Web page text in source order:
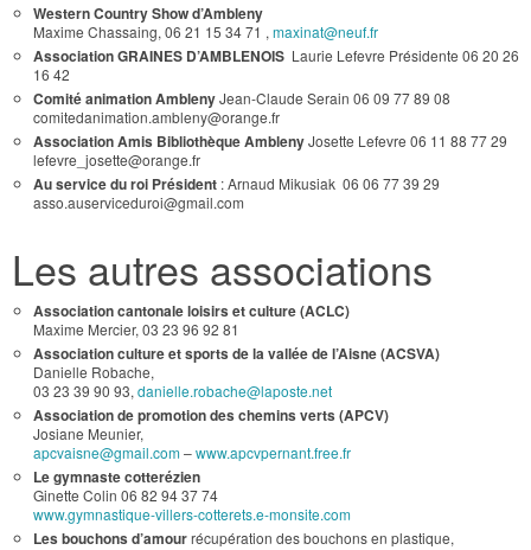
Western Country Show d’Ambleny
Maxime Chassaing, 06 21 15 34 71 , maxinat@neuf.fr
Association GRAINES D’AMBLENOIS Laurie Lefevre Présidente 06 20 26
16 42
Comité animation AmblenyJean-Claude Serain 06 09 77 89 08
comitedanimation.ambleny@orange.fr
Association Amis Bibliothèque AmblenyJosette Lefevre 06 11 88 77 29
lefevre_josette@orange.fr
Au service du roi Président : Arnaud Mikusiak 06 06 77 39 29
asso.auserviceduroi@gmail.com
Les autres associations
Association cantonale loisirs et culture (ACLC)
Maxime Mercier, 03 23 96 92 81
Association culture et sports de la vallée de l’Aisne (ACSVA)
Danielle Robache,
03 23 39 90 93, danielle.robache@laposte.net
Association de promotion des chemins verts (APCV)
Josiane Meunier,
apcvaisne@gmail.com–www.apcvpernant.free.fr
Le gymnaste cotterézien
Ginette Colin 06 82 94 37 74
www.gymnastique-villers-cotterets.e-monsite.com
Les bouchons d’amourrécupération des bouchons en plastique,